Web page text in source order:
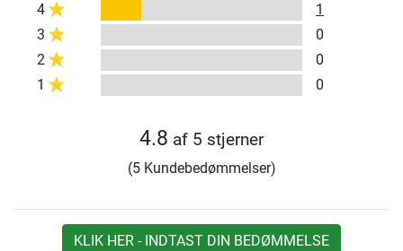
4
1
3
0
2
0
1
0
4.8 af 5 stjerner
(5 Kundebedømmelser)
KLIK HER - INDTAST DIN BEDØMMELSE